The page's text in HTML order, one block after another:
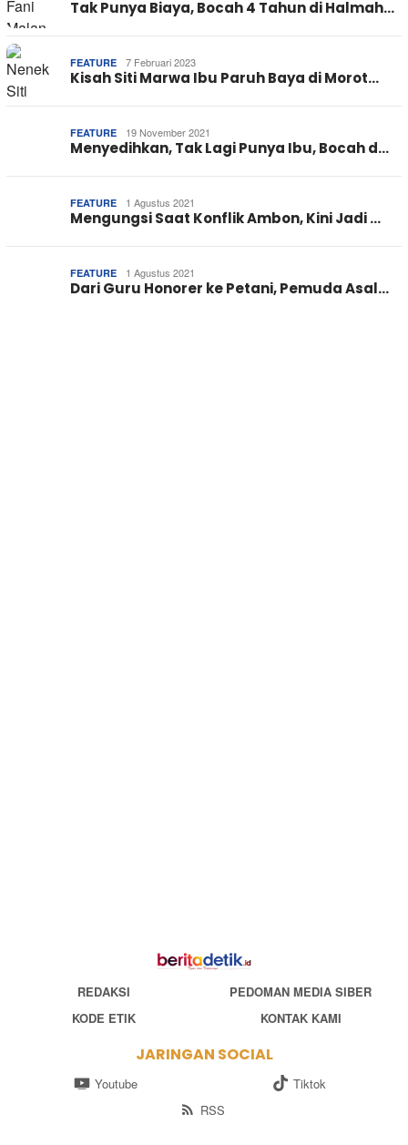
Tak Punya Biaya, Bocah 4 Tahun di Halmah…
FEATURE 7 Februari 2023
Kisah Siti Marwa Ibu Paruh Baya di Morot…
FEATURE 19 November 2021
Menyedihkan, Tak Lagi Punya Ibu, Bocah d…
FEATURE 1 Agustus 2021
Mengungsi Saat Konflik Ambon, Kini Jadi …
FEATURE 1 Agustus 2021
Dari Guru Honorer ke Petani, Pemuda Asal…
REDAKSI
PEDOMAN MEDIA SIBER
KODE ETIK
KONTAK KAMI
JARINGAN SOCIAL
Youtube
Tiktok
RSS